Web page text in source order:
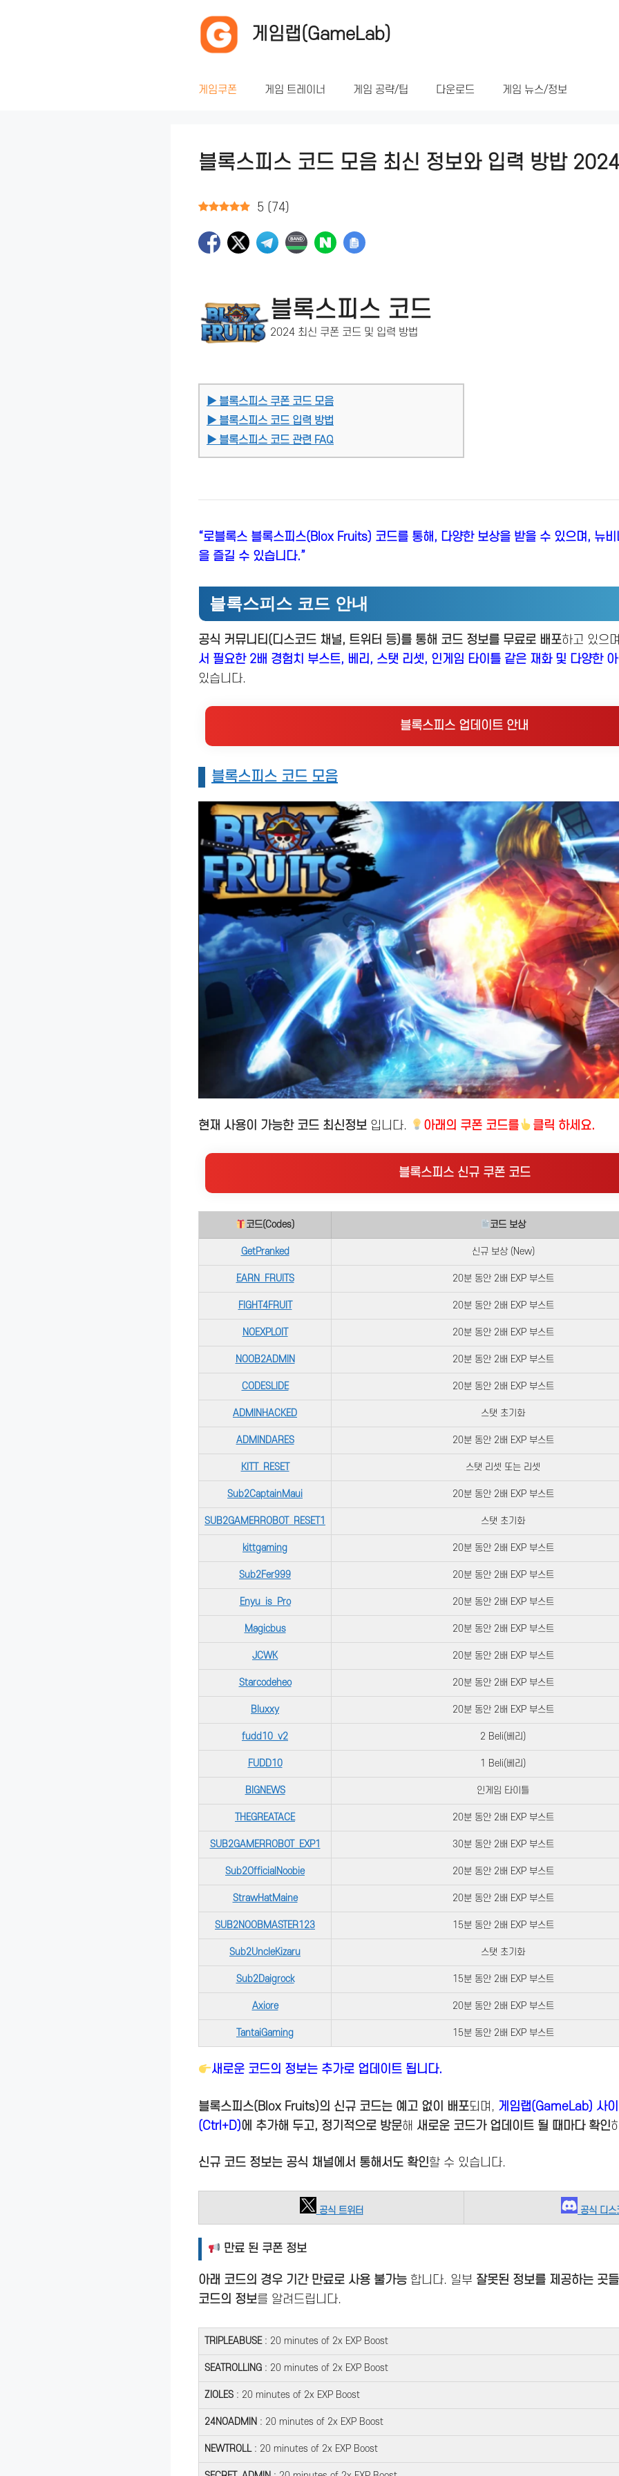
게임랩(GameLab)
게임쿠폰 게임 트레이너 게임 공략/팁 다운로드 게임 뉴스/정보
블록스피스 코드 모음 최신 정보와 입력 방밥
5 ( 74)
블록스피스 코드
2024 최신 쿠폰 코드 및 입력 방법
▶ 블록스피스 쿠폰 코드 모음
▶ 블록스피스 코드 입력 방법
▶ 블록스피스 코드 관련 FAQ
“로블록스 블록스피스(Blox Fruits) 코드를 통해, 다양한 보상을 받을 수 있으며, 뉴
을 즐길 수 있습니다.”
블록스피스 코드 안내
공식 커뮤니티(디스코드 채널, 트위터 등)를 통해 코드 정보를 무료로 배포하고 있으
서 필요한 2배 경험치 부스트, 베리, 스탯 리셋, 인게임 타이틀 같은 재화 및 다양한
있습니다.
블록스피스 업데이트 안내
블록스피스 코드 모음
현재 사용이 가능한 코드 최신정보 입니다. 아래의 쿠폰 코드를 클릭 하세요.
블록스피스 신규 쿠폰 코드
코드(Codes) 코드 보상
GetPranked 신규 보상 (New)
EARN_FRUITS 20분 동안 2배 EXP 부스트
FIGHT4FRUIT 20분 동안 2배 EXP 부스트
NOEXPLOIT 20분 동안 2배 EXP 부스트
NOOB2ADMIN 20분 동안 2배 EXP 부스트
CODESLIDE 20분 동안 2배 EXP 부스트
ADMINHACKED 스탯 초기화
ADMINDARES 20분 동안 2배 EXP 부스트
KITT_RESET 스탯 리셋 또는 리셋
Sub2CaptainMaui 20분 동안 2배 EXP 부스트
SUB2GAMERROBOT_RESET1 스탯 초기화
kittgaming 20분 동안 2배 EXP 부스트
Sub2Fer999 20분 동안 2배 EXP 부스트
Enyu_is_Pro 20분 동안 2배 EXP 부스트
Magicbus 20분 동안 2배 EXP 부스트
JCWK 20분 동안 2배 EXP 부스트
Starcodeheo 20분 동안 2배 EXP 부스트
Bluxxy 20분 동안 2배 EXP 부스트
fudd10_v2 2 Beli(베리)
FUDD10 1 Beli(베리)
BIGNEWS 인게임 타이틀
THEGREATACE 20분 동안 2배 EXP 부스트
SUB2GAMERROBOT_EXP1 30분 동안 2배 EXP 부스트
Sub2OfficialNoobie 20분 동안 2배 EXP 부스트
StrawHatMaine 20분 동안 2배 EXP 부스트
SUB2NOOBMASTER123 15분 동안 2배 EXP 부스트
Sub2UncleKizaru 스탯 초기화
Sub2Daigrock 15분 동안 2배 EXP 부스트
Axiore 20분 동안 2배 EXP 부스트
TantaiGaming 15분 동안 2배 EXP 부스트
새로운 코드의 정보는 추가로 업데이트 됩니다.
블록스피스(Blox Fruits)의 신규 코드는 예고 없이 배포되며, 게임랩(GameLab) 사
(Ctrl+D)에 추가해 두고, 정기적으로 방문해 새로운 코드가 업데이트 될 때마다 확인
신규 코드 정보는 공식 채널에서 통해서도 확인할 수 있습니다.
공식 트위터 공식 디스
만료 된 쿠폰 정보
아래 코드의 경우 기간 만료로 사용 불가능 합니다. 일부 잘못된 정보를 제공하는 곳
코드의 정보를 알려드립니다.
TRIPLEABUSE: 20 minutes of 2x EXP Boost
SEATROLLING : 20 minutes of 2x EXP Boost
ZIOLES : 20 minutes of 2x EXP Boost
24NOADMIN : 20 minutes of 2x EXP Boost
NEWTROLL : 20 minutes of 2x EXP Boost